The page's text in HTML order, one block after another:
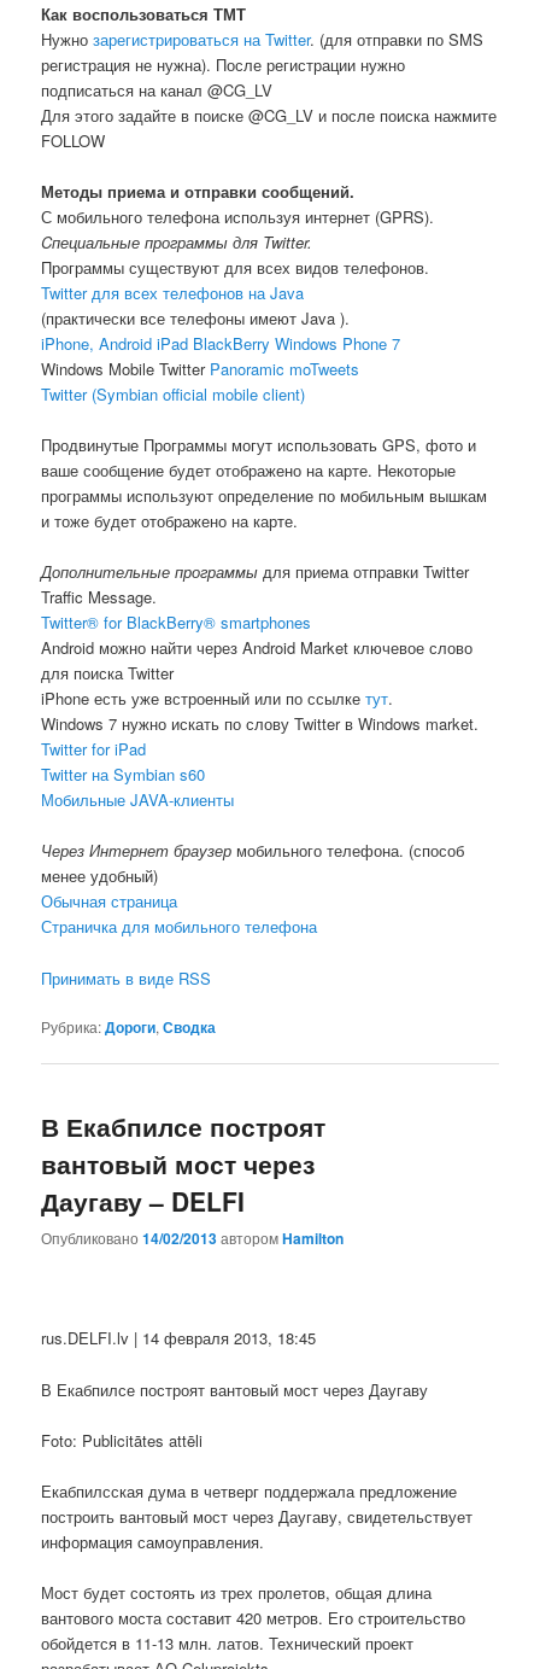
Как воспользоваться ТМТ
Нужнозарегистрироваться на Twitter. (для отправки по SMS
регистрация не нужна). После регистрации нужно
подписаться на канал @CG_LV
Для этого задайте в поиске @CG_LV и после поиска нажмите
FOLLOW
Методы приема и отправки сообщений.
С мобильного телефона используя интернет (GPRS).
Cпециальные программы для Twitter.
Программы существуют для всех видов телефонов.
Twitter для всех телефонов на Java
(практически все телефоны имеют Java ).
iPhone, Android iPad BlackBerry Windows Phone 7
Windows Mobile Twitter Panoramic moTweets
Twitter (Symbian official mobile client)
Продвинутые Программы могут использовать GPS, фото и
ваше сообщение будет отображено на карте. Некоторые
программы используют определение по мобильным вышкам
и тоже будет отображено на карте.
Дополнительные программыдля приема отправки Twitter
Traffic Message.
Twitter® for BlackBerry® smartphones
Android можно найти через Android Market ключевое слово
для поиска Twitter
iPhone есть уже встроенный или по ссылкетут.
Windows 7 нужно искать по слову Twitter в Windows market.
Twitter for iPad
Twitter на Symbian s60
Мобильные JAVA-клиенты
Через Интернет браузер мобильного телефона. (способ
менее удобный)
Обычная страница
Страничка для мобильного телефона
Принимать в виде RSS
Рубрика:Дороги,Сводка
В Екабпилсе построят
вантовый мост через
Даугаву – DELFI
Опубликовано14/02/2013авторомHamilton
rus.DELFI.lv | 14 февраля 2013, 18:45
В Екабпилсе построят вантовый мост через Даугаву
Foto: Publicitātes attēli
Екабпилсская дума в четверг поддержала предложение
построить вантовый мост через Даугаву, свидетельствует
информация самоуправления.
Мост будет состоять из трех пролетов, общая длина
вантового моста составит 420 метров. Его строительство
обойдется в 11-13 млн. латов. Технический проект